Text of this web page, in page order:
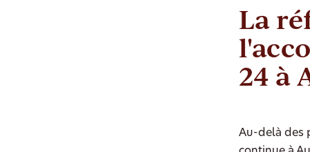
La
24 à
Au-delà des